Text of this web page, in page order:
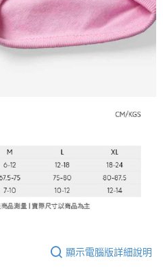
顯示電腦版詳細說明